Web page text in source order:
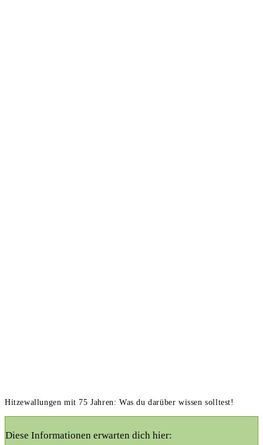
Hitzewallungen mit 75 Jahren: Was du darüber wissen solltest!
Diese Informationen erwarten dich hier: